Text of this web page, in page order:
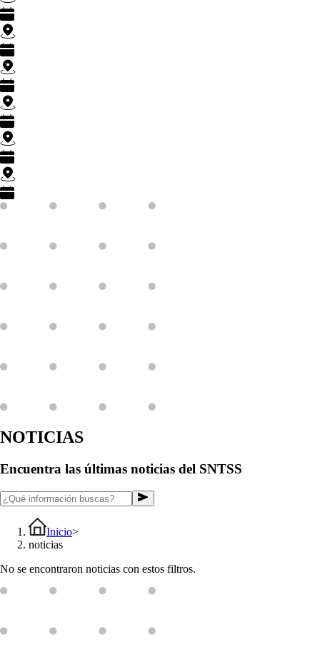
NOTICIAS
Encuentra las últimas noticias del SNTSS
Inicio>
noticias
No se encontraron noticias con estos filtros.